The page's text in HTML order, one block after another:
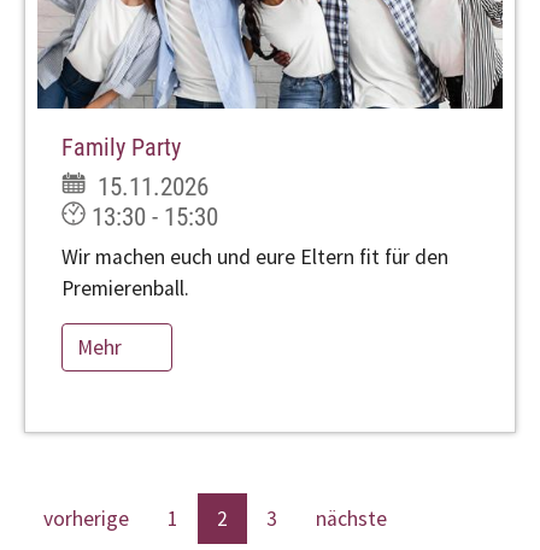
Family Party
15.11.2026
13:30 - 15:30
Wir machen euch und eure Eltern fit für den
Premierenball.
Mehr
vorherige 1 2 3 nächste